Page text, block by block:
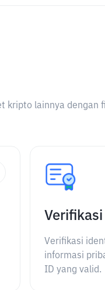
kripto lainnya dengan
Verifikasi
informasi
ID yang valid.